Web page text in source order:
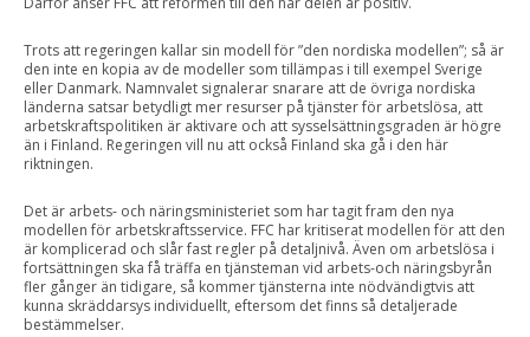
Trots att regeringen kallar sin modell för ”den nordiska modellen”; så är
den inte en kopia av de modeller som tillämpas i till exempel Sverige
eller Danmark. Namnvalet signalerar snarare att de övriga nordiska
länderna satsar betydligt mer resurser på tjänster för arbetslösa, att
arbetskraftspolitiken är aktivare och att sysselsättningsgraden är högre
än i Finland. Regeringen vill nu att också Finland ska gå i den här
riktningen.
Det är arbets- och näringsministeriet som har tagit fram den nya
modellen för arbetskraftsservice. FFC har kritiserat modellen för att den
är komplicerad och slår fast regler på detaljnivå. Även om arbetslösa i
fortsättningen ska få träffa en tjänsteman vid arbets-och näringsbyrån
fler gånger än tidigare, så kommer tjänsterna inte nödvändigtvis att
kunna skräddarsys individuellt, eftersom det finns så detaljerade
bestämmelser.